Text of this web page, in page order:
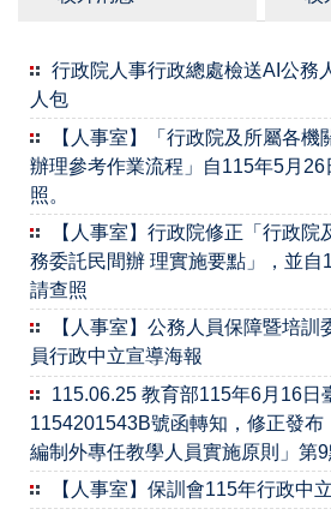
行政院人事行政總處檢送AI公務
人包
【人事室】「行政院及所屬各機
辦理參考作業流程」自115年5月
照。
【人事室】行政院修正「行政院
務委託民間辦 理實施要點」，並自
請查照
【人事室】公務人員保障暨培訓
員行政中立宣導海報
115.06.25 教育部115年6月16日
1154201543B號函轉知，修正發布
編制外專任教學人員實施原則」第9
【人事室】保訓會115年行政中